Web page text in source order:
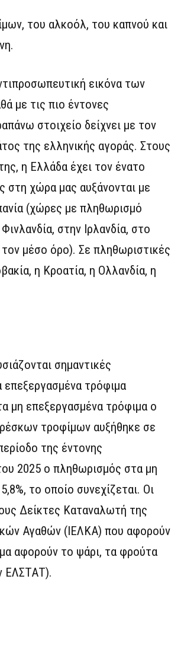
του αλκοόλ, του καπνού και
εικόνα των
με τις πιο έντονες
στοιχείο δείχνει με τον
της ελληνικής αγοράς. Στους
η Ελλάδα έχει τον ένατο
στη χώρα μας αυξάνονται με
(χώρες με πληθωρισμό
στην Ιρλανδία, στο
μέσο όρο). Σε πληθωριστικές
η Κροατία, η Ολλανδία, η
σημαντικές
τρόφιμα
μη επεξεργασμένα τρόφιμα ο
τροφίμων αυξήθηκε σε
της έντονης
2025 ο πληθωρισμός στα μη
το οποίο συνεχίζεται. Οι
Δείκτες Καταναλωτή της
Αγαθών (ΙΕΛΚΑ) που αφορούν
αφορούν το ψάρι, τα φρούτα
ΕΛΣΤΑΤ).